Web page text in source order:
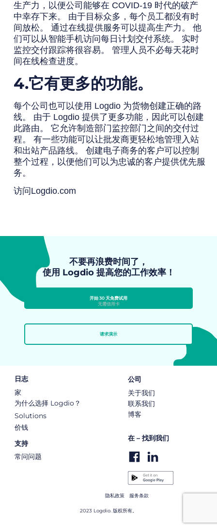
生产力，以便公司能够在 COVID-19 时代的破产
中幸存下来。 由于目标众多，每个员工都没有时
间放松。 通过在线提供服务可以提高生产力。 他
们可以从智能手机访问每日计划交付系统。 实时
监控交付跟踪将很容易。 管理人员不必每天花时
间在线检查进度。
4.它有更多的功能。
每个公司也可以使用 Logdio 为货物创建正确的路
线。 由于 Logdio 提供了更多功能，因此可以创建
此路由。 它允许制造部门监控部门之间的交付过
程。 有一些功能可以让批发商更轻松地管理入站
和出站产品路线。 创建电子商务的客户可以控制
整个过程，以便他们可以为忠诚的客户提供优先服
务。
访问 Logdio.com
不要再浪费时间了，
使用 Logdio 提高您的工作效率！
开始 30 天免费试用
无需信用卡
请求演示
日志
家
为什么选择 Logdio？
Solutions
价钱
公司
关于我们
联系我们
博客
支持
常问问题
在 – 找到我们
2023 Logdio. 版权所有。
隐私政策 服务条款